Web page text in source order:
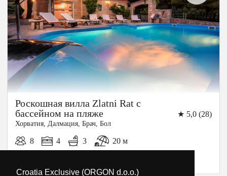
Croatia Exclusive (ORGON d.o.o.)
Роскошная вилла Zlatni Rat с
бассейном на пляже
★ 5,0 (28)
Хорватия, Далмация, Брач, Бол
8 4 3 20 м